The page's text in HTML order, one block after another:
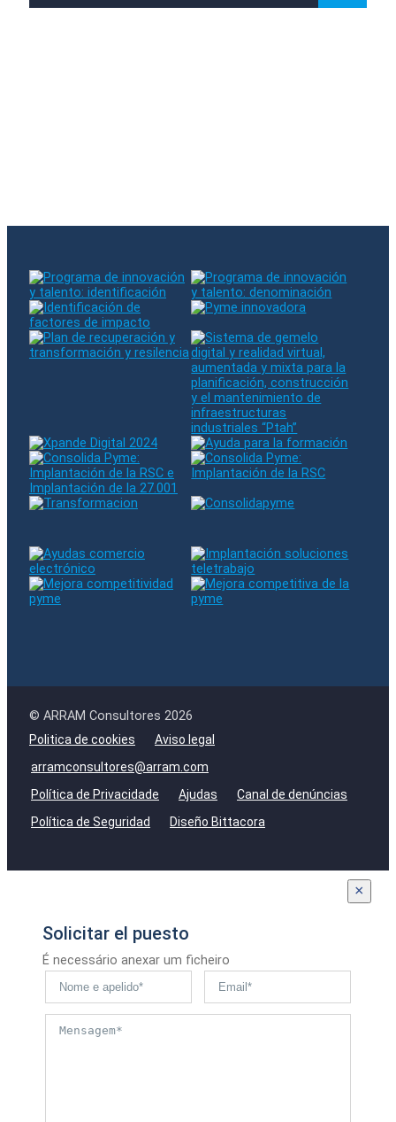
© ARRAM Consultores 2026
Politica de cookies
Aviso legal
arramconsultores@arram.com
Política de Privacidade
Ajudas
Canal de denúncias
Política de Seguridad
Diseño Bittacora
×
Solicitar el puesto
É necessário anexar um ficheiro